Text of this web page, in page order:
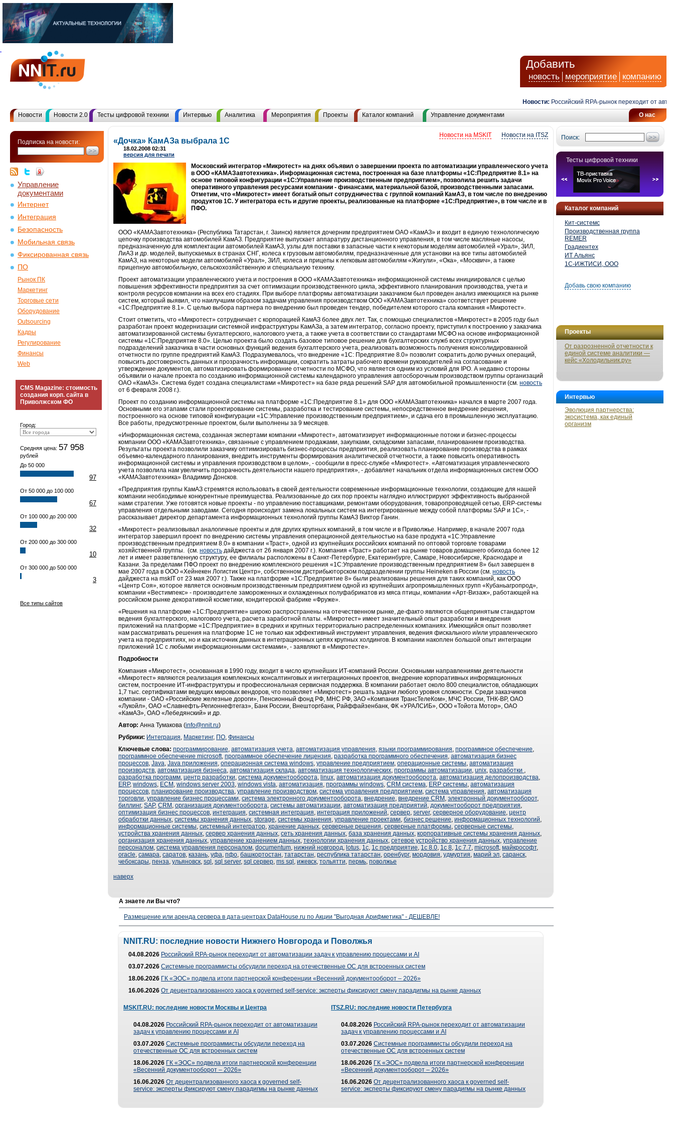
Добавить
новость мероприятие компанию
Новости: Российский RPA-рынок переходит от
О нас
Новости Новости 2.0 Тесты цифровой техники Интервью Аналитика Мероприятия Проекты Каталог компаний Управление документами
Подписка на новости:
Управление
документами
Интернет
Интеграция
Безопасность
Мобильная связь
Фиксированная связь
ПО
Рынок ПК
Маркетинг
Торговые сети
Оборудование
Outsourcing
Кадры
Регулирование
Финансы
Web
CMS Magazine: стоимость
создания корп. сайта в
Приволжском ФО
Город:
Средняя цена: 57 958
рублей
До 50 000
97
От 50 000 до 100 000
67
От 100 000 до 200 000
32
От 200 000 до 300 000
10
От 300 000 до 500 000
3
Все типы сайтов
Поиск:
Тесты цифровой техники
Каталог компаний
Кит-системс
Производственная группа
REMER
Градиентех
ИТ Альянс
1С-ИЖТИСИ, ООО
Добавь свою компанию
Проекты
От разрозненной отчетности к
единой системе аналитики —
кейс «Холодильник.ру»
Интервью
Эволюция партнерства:
экосистема, как единый
организм
Новости на ITSZ
Новости на MSKIT
«Дочка» КамАЗа выбрала 1С
18.02.2008 02:31
версия для печати
Московский интегратор «Микротест» на днях объявил о завершении проекта по автоматизации управленческого учета
в ООО «КАМАЗавтотехника». Информационная система, построенная на базе платформы «1С:Предприятие 8.1» на
основе типовой конфигурации «1С:Управление производственным предприятием», позволила решить задачи
оперативного управления ресурсами компании - финансами, материальной базой, производственными запасами.
Отметим, что «Микротест» имеет богатый опыт сотрудничества с группой компаний КамАЗ, в том числе по внедрению
продуктов 1С. У интегратора есть и другие проекты, реализованные на платформе «1С:Предприятие», в том числе и в
ПФО.
ООО «КАМАЗавтотехника» (Республика Татарстан, г. Заинск) является дочерним предприятием ОАО «КамАЗ» и входит в единую технологическую
цепочку производства автомобилей КамАЗ. Предприятие выпускает аппаратуру дистанционного управления, в том числе масляные насосы,
предназначенную для комплектации автомобилей КамАЗ, узлы для поставки в запасные части к некоторым моделям автомобилей «Урал», ЗИЛ,
ЛиАЗ и др. моделей, выпускаемых в странах СНГ, колеса к грузовым автомобилям, предназначенные для установки на все типы автомобилей
КамАЗ, на некоторые модели автомобилей «Урал», ЗИЛ, колеса и прицепы к легковым автомобилям «Жигули», «Ока», «Москвич», а также
прицепную автомобильную, сельскохозяйственную и специальную технику.
Проект автоматизации управленческого учета и построения в ООО «КАМАЗавтотехника» информационной системы инициировался с целью
повышения эффективности предприятия за счет оптимизации производственного цикла, эффективного планирования производства, учета и
контроля ресурсов компании на всех его стадиях. При выборе платформы автоматизации заказчиком был проведен анализ имеющихся на рынке
систем, который выявил, что наилучшим образом задачам управления производством ООО «КАМАЗавтотехника» соответствует решение
«1С:Предприятие 8.1». С целью выбора партнера по внедрению был проведен тендер, победителем которого стала компания «Микротест».
Стоит отметить, что «Микротест» сотрудничает с корпорацией КамАЗ более двух лет. Так, с помощью специалистов «Микротест» в 2005 году был
разработан проект модернизации системной инфраструктуры КамАЗа, а затем интегратор, согласно проекту, приступил к построению у заказчика
автоматизированной системы бухгалтерского, налогового учета, а также учета в соответствии со стандартами МСФО на основе информационной
системы «1С:Предприятие 8.0». Целью проекта было создать базовое типовое решение для бухгалтерских служб всех структурных
подразделений заказчика в части основных функций ведения бухгалтерского учета, реализовать возможность получения консолидированной
отчетности по группе предприятий КамАЗ. Подразумевалось, что внедрение «1С: Предприятие 8.0» позволит сократить долю ручных операций,
повысить достоверность данных и прозрачность информации, сократить затраты рабочего времени руководителей на согласование и
утверждение документов, автоматизировать формирование отчетности по МСФО, что является одним из условий для IPO. А недавно стороны
объявили о начале проекта по созданию информационной системы календарного управления автосборочным производством группы организаций
ОАО «КамАЗ». Система будет создана специалистами «Микротест» на базе ряда решений SAP для автомобильной промышленности (см. новость
от 6 февраля 2008 г.).
Проект по созданию информационной системы на платформе «1С:Предприятие 8.1» для ООО «КАМАЗавтотехника» начался в марте 2007 года.
Основными его этапами стали проектирование системы, разработка и тестирование системы, непосредственное внедрение решения,
построенного на основе типовой конфигурации «1С:Управление производственным предприятием», и сдача его в промышленную эксплуатацию.
Все работы, предусмотренные проектом, были выполнены за 9 месяцев.
«Информационная система, созданная экспертами компании «Микротест», автоматизирует информационные потоки и бизнес-процессы
компании ООО «КАМАЗавтотехника», связанные с управлением продажами, закупками, складскими запасами, планированием производства.
Результаты проекта позволили заказчику оптимизировать бизнес-процессы предприятия, реализовать планирование производства в рамках
объемно-календарного планирования, внедрить инструменты формирования аналитической отчетности, а также повысить оперативность
информационной системы и управления производством в целом», - сообщили в пресс-службе «Микротест». «Автоматизация управленческого
учета позволила нам увеличить прозрачность деятельности нашего предприятия», - добавляет начальник отдела информационных систем ООО
«КАМАЗавтотехника» Владимир Донсков.
«Предприятия группы КамАЗ стремятся использовать в своей деятельности современные информационные технологии, создающие для нашей
компании необходимые конкурентные преимущества. Реализованные до сих пор проекты наглядно иллюстрируют эффективность выбранной
нами стратегии. Уже готовятся новые проекты - по управлению поставщиками, ремонтами оборудования, товаропроводящей сетью, ERP-системы
управления отдельными заводами. Сегодня происходит замена локальных систем на интегрированные между собой платформы SAP и 1C», -
рассказывает директор департамента информационных технологий группы КамАЗ Виктор Ганин.
«Микротест» реализовывал аналогичные проекты и для других крупных компаний, в том числе и в Приволжье. Например, в начале 2007 года
интегратор завершил проект по внедрению системы управления операционной деятельностью на базе продукта «1С:Управление
производственным предприятием 8.0» в компании «Траст», одной из крупнейших российских компаний по оптовой торговле товарами
хозяйственной группы. (см. новость дайджеста от 26 января 2007 г.). Компания «Траст» работает на рынке товаров домашнего обихода более 12
лет и имеет разветвленную структуру, ее филиалы расположены в Санкт-Петербурге, Екатеринбурге, Самаре, Новосибирске, Краснодаре и
Казани. За пределами ПФО проект по внедрению комплексного решения «1С:Управление производственным предприятием 8» был завершен в
мае 2007 года в ООО «Хейнекен Логистик Центр», собственном дистрибьюторском подразделении группы Heineken в России (см. новость
дайджеста на mskIT от 23 мая 2007 г.). Также на платформе «1С:Предприятие 8» были реализованы решения для таких компаний, как ООО
«Центр Соя», которое является основным производственным предприятием одной из крупнейших агропромышленных групп «Кубаньагропрод»,
компании «Вестимпекс» - производителе замороженных и охлажденных полуфабрикатов из мяса птицы, компании «Арт-Визаж», работающей на
российском рынке декоративной косметики, кондитерской фабрике «Фруже».
«Решения на платформе «1С:Предприятие» широко распространены на отечественном рынке, де-факто являются общепринятым стандартом
ведения бухгалтерского, налогового учета, расчета заработной платы. «Микротест» имеет значительный опыт разработки и внедрения
приложений на платформе «1С:Предприятие» в средних и крупных территориально распределенных компаниях. Имеющийся опыт позволяет
нам рассматривать решения на платформе 1С не только как эффективный инструмент управления, ведения фискального и/или управленческого
учета на предприятиях, но и как источник данных в интеграционных цепях крупных холдингов. В компании накоплен большой опыт интеграции
приложений 1С с любыми информационными системами», - заявляют в «Микротесте».
Подробности
Компания «Микротест», основанная в 1990 году, входит в число крупнейших ИТ-компаний России. Основными направлениями деятельности
«Микротест» являются реализация комплексных консалтинговых и интеграционных проектов, внедрение корпоративных информационных
систем, построение ИТ-инфраструктуры и профессиональная сервисная поддержка. В компании работает около 800 специалистов, обладающих
1,7 тыс. сертификатами ведущих мировых вендоров, что позволяет «Микротест» решать задачи любого уровня сложности. Среди заказчиков
компании - ОАО «Российские железные дороги», Пенсионный фонд РФ, МНС РФ, ЗАО «Компания ТрансТелеКом», МЧС России, ТНК-ВР, ОАО
«Лукойл», ОАО «Славнефть-Регионнефтегаз», Банк России, Внешторгбанк, Райффайзенбанк, ФК «УРАЛСИБ», ООО «Тойота Мотор», ОАО
«КамАЗ», ОАО «Лебедянский» и др.
Автор: Анна Тумакова (info@nnit.ru)
Рубрики: Интеграция, Маркетинг, ПО, Финансы
Ключевые слова: программирование, автоматизация учета, автоматизация управления, языки программирования, программное обеспечение,
программное обеспечение microsoft, программное обеспечение лицензия, разработка программного обеспечения, автоматизация бизнес
процессов, Java, Java приложения, операционная система windows, управление предприятием, операционные системы, автоматизация
производств, автоматизация бизнеса, автоматизация склада, автоматизация технологических, программы автоматизации, unix, разработки ,
разработка программ, центр разработки, система документооборота, linux, автоматизация документооборота, автоматизация делопроизводства,
ERP, windows, ECM , windows server 2003, windows vista, автоматизация, программы windows, CRM система, ERP системы, автоматизация
процессов, планирование производства, управление производством, система управления предприятием, система управления, автоматизация
торговли, управление бизнес процессами, система электронного документооборота, внедрение, внедрение CRM , электронный документооборот,
биллинг, SAP, CRM , организация документооборота, системы автоматизации, автоматизация предприятий, документооборот предприятия,
оптимизация бизнес процессов, интеграция, системная интеграция, интеграция приложений, сервер, server, серверное оборудование, центр
обработки данных, системы хранения данных, storage, системы хранения, управление проектами, бизнес решение, информационных технологий,
информационные системы, системный интегратор, хранение данных, серверные решения, серверные платформы, серверные системы,
устройства хранения данных, сервер хранения данных, сеть хранения данных, база хранения данных, корпоративные системы хранения данных,
организация хранения данных, управление хранением данных, технологии хранения данных, сетевое устройство хранения данных, управление
персоналом, система управления персоналом, documentum, нижний новгород, lotus, 1с, 1с предприятие, 1с 8.0, 1с 8, 1с 7.7, microsoft, майкрософт,
oracle, самара, саратов, казань, уфа, пфо, башкортостан, татарстан, республика татарстан, оренбург, мордовия, удмуртия, марий эл, саранск,
чебоксары, пенза, ульяновск, sql , sql server, sql сервер, ms sql , ижевск, тольятти, пермь, поволжье
наверх
А знаете ли Вы что?
Размещение или аренда сервера в дата-центрах DataHouse.ru по Акции "Выгодная Арифметика" - ДЕШЕВЛЕ!
NNIT.RU: последние новости Нижнего Новгорода и Поволжья
04.08.2026 Российский RPA-рынок переходит от автоматизации задач к управлению процессами и AI
03.07.2026 Системные программисты обсудили переход на отечественные ОС для встроенных систем
18.06.2026 ГК «ЭОС» подвела итоги партнерской конференции «Весенний документооборот – 2026»
16.06.2026 От децентрализованного хаоса к governed self-service: эксперты фиксируют смену парадигмы на рынке данных
MSKIT.RU: последние новости Москвы и Центра
04.08.2026 Российский RPA-рынок переходит от автоматизации
задач к управлению процессами и AI
03.07.2026 Системные программисты обсудили переход на
отечественные ОС для встроенных систем
18.06.2026 ГК «ЭОС» подвела итоги партнерской конференции
«Весенний документооборот – 2026»
16.06.2026 От децентрализованного хаоса к governed self-
service: эксперты фиксируют смену парадигмы на рынке данных
ITSZ.RU: последние новости Петербурга
04.08.2026 Российский RPA-рынок переходит от автоматизации
задач к управлению процессами и AI
03.07.2026 Системные программисты обсудили переход на
отечественные ОС для встроенных систем
18.06.2026 ГК «ЭОС» подвела итоги партнерской конференции
«Весенний документооборот – 2026»
16.06.2026 От децентрализованного хаоса к governed self-
service: эксперты фиксируют смену парадигмы на рынке данных